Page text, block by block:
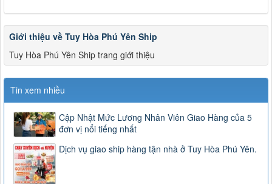
Giới thiệu về Tuy Hòa Phú Yên Ship
Tuy Hòa Phú Yên Ship trang giới thiệu
Tin xem nhiều
Cập Nhật Mức Lương Nhân Viên Giao Hàng của 5
đơn vị nổi tiếng nhất
Dịch vụ giao ship hàng tận nhà ở Tuy Hòa Phú Yên.